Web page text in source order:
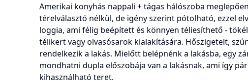
Amerikai konyhás nappali + tágas hálószoba
térelválasztó nélkül, de igény szerint pótolható, ezzel
loggia, ami félig beépített és könnyen téliesíthető -
télikert vagy olvasósarok kialakítására. Hőszigetelt,
rendelkezik a lakás. Mielőtt belépnénk a lakásba, egy
mondhatni dupla előszobája van a lakásnak, ami így
kihasználható teret.